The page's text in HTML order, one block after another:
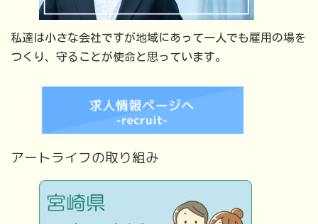
私達は小さな会社ですが地域にあって一人でも雇用の場を
つくり、守ることが使命と思っています。
アートライフの取り組み